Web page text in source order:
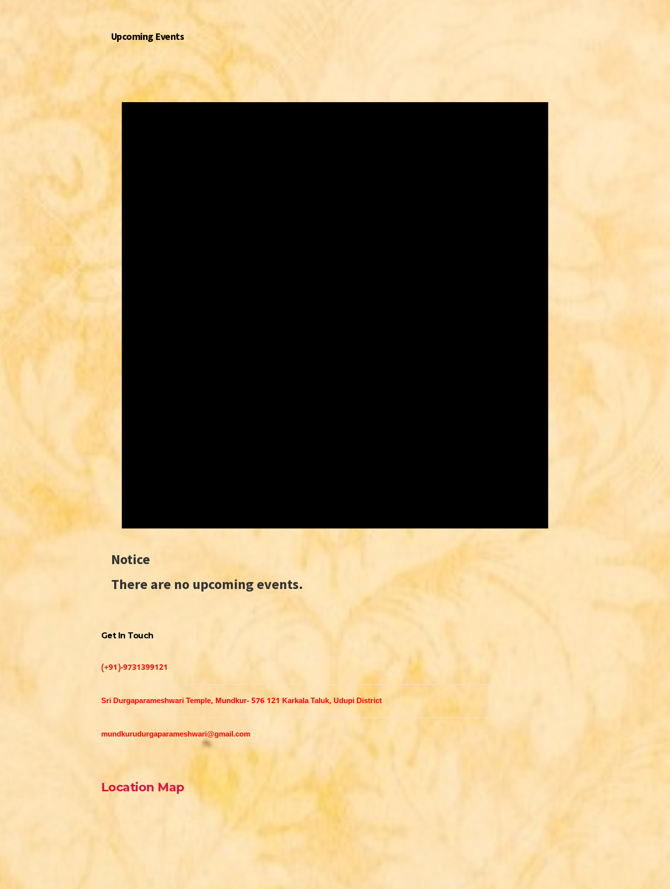
Upcoming Events
Notice
There are no upcoming events.
Get In Touch
(+91)-9731399121
Sri Durgaparameshwari Temple, Mundkur- 576 121 Karkala Taluk, Udupi District
mundkurudurgaparameshwari@gmail.com
Location Map